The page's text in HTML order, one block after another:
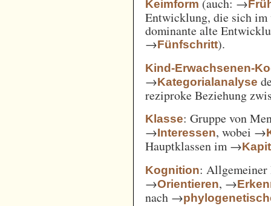
Keimform
Entwicklung, die sich im
dominante alte
→Fünfschritt).
Kind-Erwachsenen-
→Kategorialanalyse
reziproke Beziehung
Klasse: Gruppe von
→Interessen, wobei →
Hauptklassen im →
Kognition: Allgemeiner
→Orientieren, →
nach →